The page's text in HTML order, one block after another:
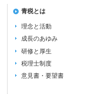
青税とは
理念と活動
成長のあゆみ
研修と厚生
税理士制度
意見書・要望書